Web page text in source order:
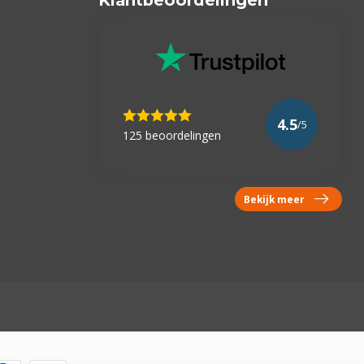
125 beoordelingen
4.5/5
Bekijk meer